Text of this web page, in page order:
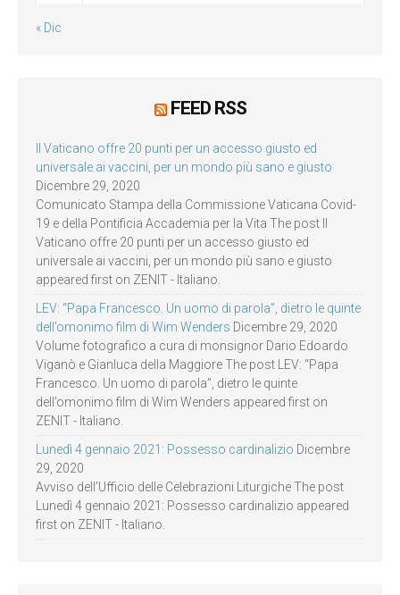
« Dic
FEED RSS
Il Vaticano offre 20 punti per un accesso giusto ed
universale ai vaccini, per un mondo più sano e giusto
Dicembre 29, 2020
Comunicato Stampa della Commissione Vaticana Covid-
19 e della Pontificia Accademia per la Vita The post Il
Vaticano offre 20 punti per un accesso giusto ed
universale ai vaccini, per un mondo più sano e giusto
appeared first on ZENIT - Italiano.
LEV: “Papa Francesco. Un uomo di parola”, dietro le quinte
dell’omonimo film di Wim Wenders Dicembre 29, 2020
Volume fotografico a cura di monsignor Dario Edoardo
Viganò e Gianluca della Maggiore The post LEV: “Papa
Francesco. Un uomo di parola”, dietro le quinte
dell’omonimo film di Wim Wenders appeared first on
ZENIT - Italiano.
Lunedì 4 gennaio 2021: Possesso cardinalizio Dicembre
29, 2020
Avviso dell’Ufficio delle Celebrazioni Liturgiche The post
Lunedì 4 gennaio 2021: Possesso cardinalizio appeared
first on ZENIT - Italiano.